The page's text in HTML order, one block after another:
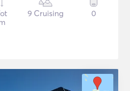
9 Cruising 0